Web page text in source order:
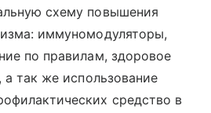
схему повышения
иммуномодуляторы,
по правилам, здоровое
так же использование
средство в